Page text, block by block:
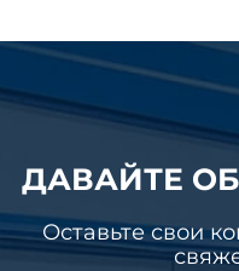
ДАВАЙТЕ
Оставьте свои